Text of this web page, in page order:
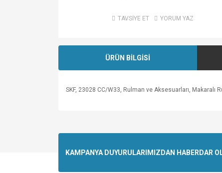
TAVSİYE ET YORUM YAZ
ÜRÜN BİLGİSİ
SKF, 23028 CC/W33, Rulman ve Aksesuarları, Makaralı
Ürün resmi kalitesiz, bozuk veya
KAMPANYA DUYURULARIMIZDAN HABERDAR